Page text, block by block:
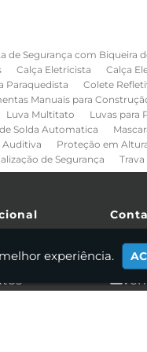
de Segurança com Biqueira
Calça Eletricista Calça
Paraquedista Colete
Manuais para
Luva Multitato Luvas para
Solda Automatica
Auditiva Proteção em
de Segurança
Somosexperiência.